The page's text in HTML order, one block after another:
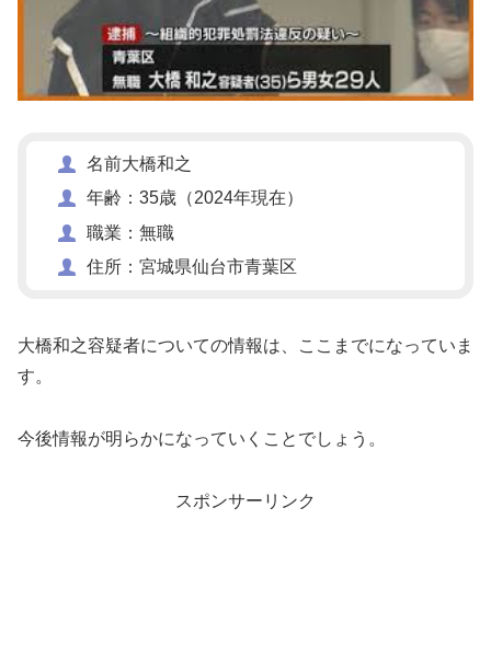
名前大橋和之
年齢：35歳（2024年現在）
職業：無職
住所：宮城県仙台市青葉区
大橋和之容疑者についての情報は、ここまでになっていま
す。
今後情報が明らかになっていくことでしょう。
スポンサーリンク